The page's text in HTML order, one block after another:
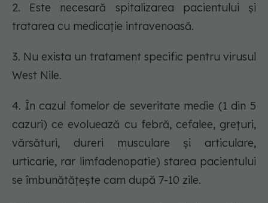
2. Este necesară spitalizarea pacientului și
tratarea cu medicație intravenoasă.
3. Nu exista un tratament specific pentru virusul
West Nile.
4. În cazul fomelor de severitate medie (1 din 5
cazuri) ce evoluează cu febră, cefalee, grețuri,
vărsături, dureri musculare și articulare,
urticarie, rar limfadenopatie) starea pacientului
se îmbunătățește cam după 7-10 zile.